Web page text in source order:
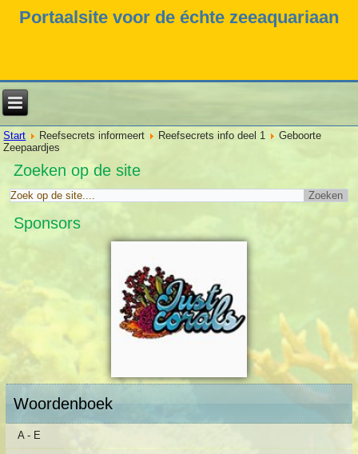
Portaalsite voor de échte zeeaquariaan
Start Reefsecrets informeert Reefsecrets info deel 1
Geboorte
Zeepaardjes
Zoeken op de site
Sponsors
Woordenboek
A - E